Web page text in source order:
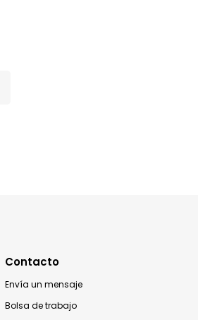
Contacto
Envía un mensaje
Bolsa de trabajo